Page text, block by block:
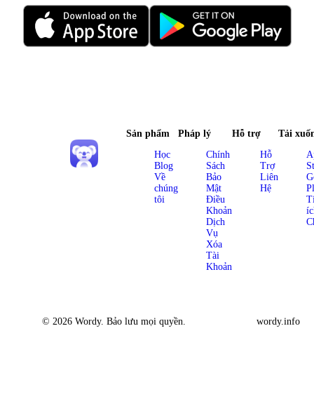
Sản phẩm
Học
Blog
Về
chúng
tôi
Pháp lý
Chính
Sách
Bảo
Mật
Điều
Khoản
Dịch
Vụ
Xóa
Tài
Khoản
Hỗ trợ
Hỗ
Trợ
Liên
Hệ
Tải
© 2026 Wordy. Bảo lưu mọi quyền. wordy.info